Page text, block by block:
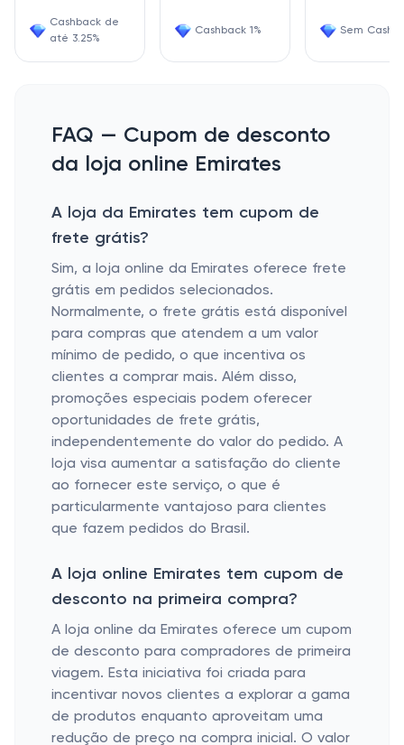
Cashback de
até 3.25%
Cashback 1% Sem
FAQ — Cupom de desconto
da loja online Emirates
A loja da Emirates tem cupom de
frete grátis?
Sim, a loja online da Emirates oferece frete
grátis em pedidos selecionados.
Normalmente, o frete grátis está disponível
para compras que atendem a um valor
mínimo de pedido, o que incentiva os
clientes a comprar mais. Além disso,
promoções especiais podem oferecer
oportunidades de frete grátis,
independentemente do valor do pedido. A
loja visa aumentar a satisfação do cliente
ao fornecer este serviço, o que é
particularmente vantajoso para clientes
que fazem pedidos do Brasil.
A loja online Emirates tem cupom de
desconto na primeira compra?
A loja online da Emirates oferece um cupom
de desconto para compradores de primeira
viagem. Esta iniciativa foi criada para
incentivar novos clientes a explorar a gama
de produtos enquanto aproveitam uma
redução de preço na compra inicial. O valor